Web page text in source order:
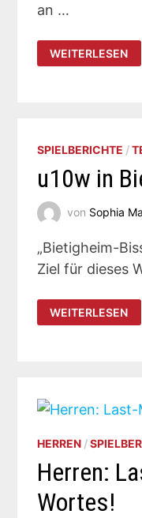
an …
WEIBLICHE
U14
IN
WEITERLESEN
SPIELBERICHTE /
u10w in
von Sophia
„Bietigheim-
Ziel für dieses
U10W
IN
BIETIGHEIM
WEITERLESEN
HERREN/
Herren:
Wortes!